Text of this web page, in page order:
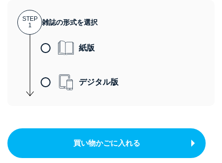
STEP
1
雑誌の形式を選択
紙版
デジタル版
買い物かごに入れる